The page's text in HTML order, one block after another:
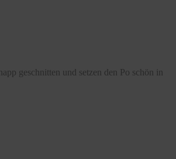
geschnitten und setzen den Po schön in